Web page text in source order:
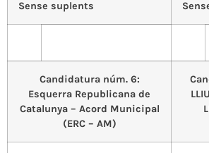
Sense suplents
Candidatura núm. 6:
Esquerra Republicana de
Catalunya – Acord Municipal
(ERC – AM)